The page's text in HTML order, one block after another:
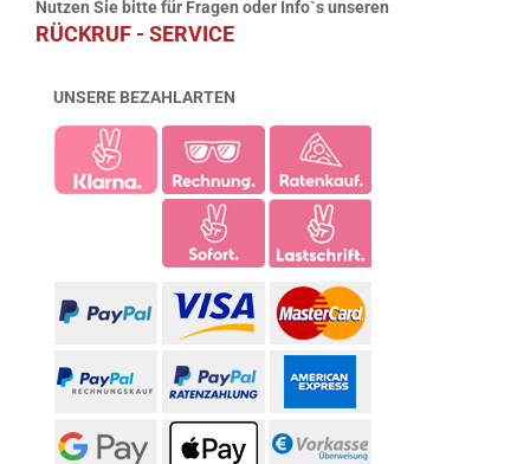
Nutzen Sie bitte für Fragen oder Info`s unseren
RÜCKRUF - SERVICE
UNSERE BEZAHLARTEN